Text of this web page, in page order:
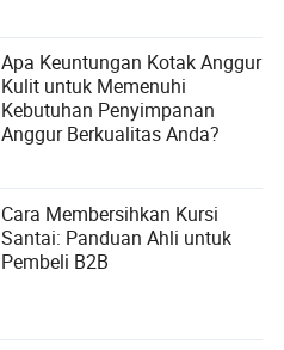
Apa Keuntungan Kotak Anggur
Kulit untuk Memenuhi
Kebutuhan Penyimpanan
Anggur Berkualitas Anda?
Cara Membersihkan Kursi
Santai: Panduan Ahli untuk
Pembeli B2B